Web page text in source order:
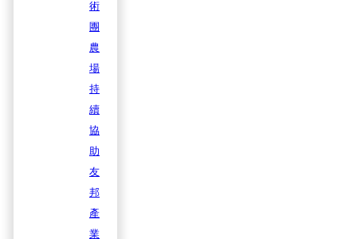
術
團
農
場
持
續
協
助
友
邦
產
業